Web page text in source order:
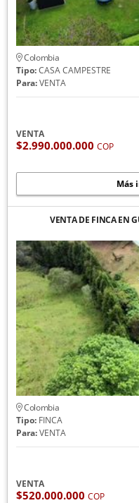
Colombia
Tipo:CASA CAMPESTRE
Para:VENTA
VENTA
$2.990.000.000 COP
Más
VENTA DE FINCA EN
Colombia
Tipo:FINCA
Para:VENTA
VENTA
$520.000.000 COP